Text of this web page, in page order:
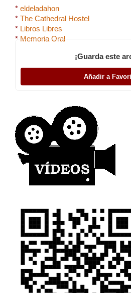
* eldeladahon
* The Cathedral Hostel
* Libros Libres
* Memoria Oral
¡Guarda este
Añadir a